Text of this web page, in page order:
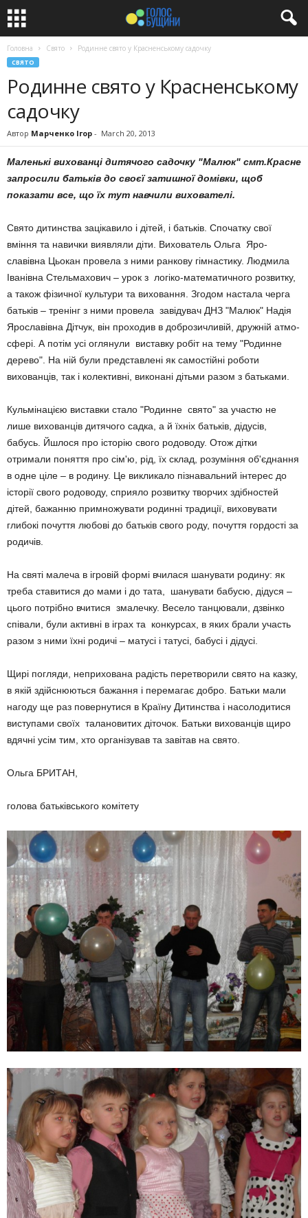
Головна Свято Родинне свято у Красненському садочку
СВЯТО
Родинне свято у Красненському
садочку
Автор Марченко Ігор - March 20, 2013
Маленькі вихованці дитячого садочку "Малюк" смт.Красне
запросили батьків до своєї затишної домівки, щоб
показати все, що їх тут навчили вихователі.
Свято дитинства зацікавило і дітей, і батьків. Спочатку свої
вміння та навички вияв­ляли діти. Вихователь Ольга Яро­
славівна Цьокан провела з ними ранкову гімнастику. Людмила
Іванівна Стель­махович – урок з логіко-матема­тичного розвитку,
а також фізичної культури та ви­ховання. Згодом настала черга
батьків – тренінг з ними провела завідувач ДНЗ "Малюк" Надія
Ярославівна Дітчук, він проходив в доброзичливій, дружній атмо­
сфері. А потім усі оглянули виставку робіт на тему "Родинне
дерево". На ній були представлені як самос­тійні роботи
вихованців, так і колективні, виконані дітьми разом з батьками.
Кульмінацією виставки стало "Родинне свято" за участю не
лише вихованців дитячого садка, а й їхніх батьків, дідусів,
бабусь. Йшлося про історію свого родоводу. Отож дітки
отримали поняття про сім'ю, рід, їх склад, ро­зуміння об'єднання
в одне ціле – в родину. Це викликало пізна­вальний інтерес до
історії свого родоводу, сприяло розвитку твор­чих здібностей
дітей, бажанню примножувати родинні традиції, виховувати
глибокі почуття любові до батьків свого роду, почуття гордості за
родичів.
На святі малеча в ігровій фор­мі вчилася шанувати родину: як
треба ставитися до мами і до тата, шанувати бабусю, дідуся –
цього потрібно вчитися зма­лечку. Весело танцювали, дзвін­ко
співали, були активні в іграх та конкурсах, в яких брали участь
разом з ними їхні родичі – матусі і татусі, бабусі і дідусі.
Щирі погляди, неприхована ра­дість перетворили свято на казку,
в якій здійснюються ба­жання і перемагає добро. Батьки мали
нагоду ще раз повернутися в Країну Дитинства і насоло­ди­тися
висту­пами своїх таланови­тих діточок. Батьки вихованців щиро
вдячні усім тим, хто органі­зував та завітав на свято.
Ольга БРИТАН,
голова батьківського комітету